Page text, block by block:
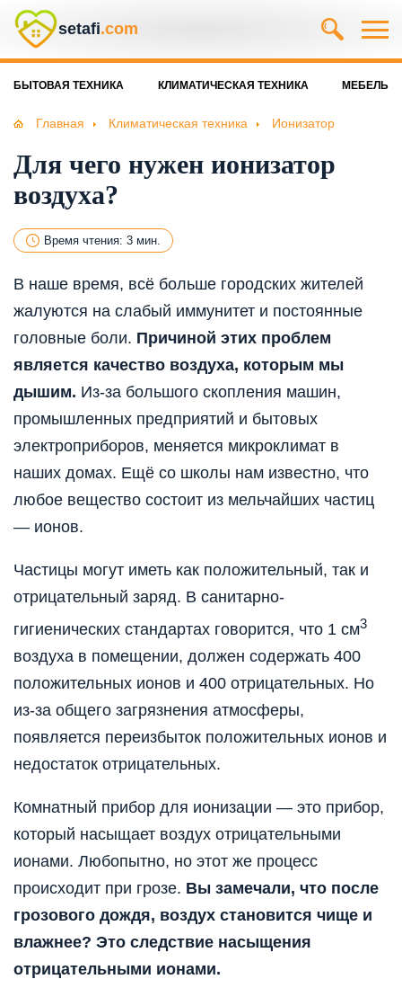
setafi.com
БЫТОВАЯ ТЕХНИКА КЛИМАТИЧЕСКАЯ ТЕХНИКА МЕБЕЛЬ
Главная Климатическая техника Ионизатор
Для чего нужен ионизатор
воздуха?
Время чтения: 3 мин.
В наше время, всё больше городских жителей
жалуются на слабый иммунитет и постоянные
головные боли. Причиной этих проблем
является качество воздуха, которым мы
дышим. Из-за большого скопления машин,
промышленных предприятий и бытовых
электроприборов, меняется микроклимат в
наших домах. Ещё со школы нам известно, что
любое вещество состоит из мельчайших частиц
— ионов.
Частицы могут иметь как положительный, так и
отрицательный заряд. В санитарно-
гигиенических стандартах говорится, что 1 см3
воздуха в помещении, должен содержать 400
положительных ионов и 400 отрицательных. Но
из-за общего загрязнения атмосферы,
появляется переизбыток положительных ионов и
недостаток отрицательных.
Комнатный прибор для ионизации — это прибор,
который насыщает воздух отрицательными
ионами. Любопытно, но этот же процесс
происходит при грозе. Вы замечали, что после
грозового дождя, воздух становится чище и
влажнее? Это следствие насыщения
отрицательными ионами.